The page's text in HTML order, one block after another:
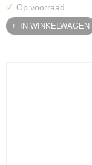
✓ Op voorraad
IN WINKELWAGEN